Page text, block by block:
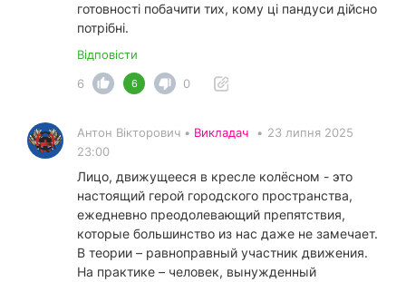
готовності побачити тих, кому ці пандуси дійсно
потрібні.
Відповісти
6
6 0
Антон Вікторович • Викладач • 23 липня 2025
23:00
Лицо, движущееся в кресле колёсном - это
настоящий герой городского пространства,
ежедневно преодолевающий препятствия,
которые большинство из нас даже не замечает.
В теории – равноправный участник движения.
На практике – человек, вынужденный